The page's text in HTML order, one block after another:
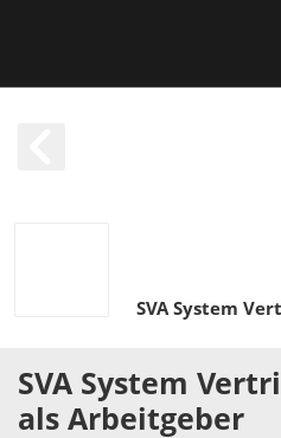
SVA System
SVA System
als Arbeitgeber